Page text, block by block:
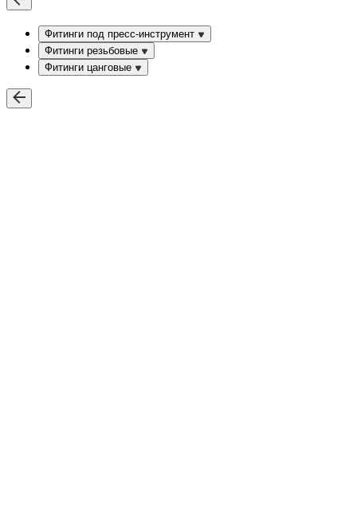
Фитинги под пресс-инструмент
Фитинги резьбовые
Фитинги цанговые